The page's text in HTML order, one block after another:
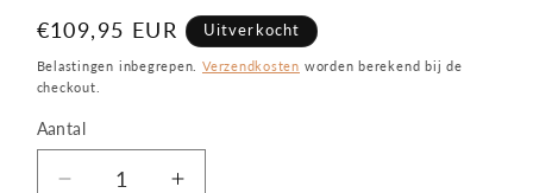
Normale
prijs
€109,95 EUR Uitverkocht
Belastingen inbegrepen. Verzendkosten worden berekend bij de
checkout.
Aantal
Aantal